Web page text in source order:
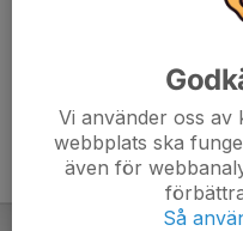
Vi använder oss
webbplats ska
även för
Så